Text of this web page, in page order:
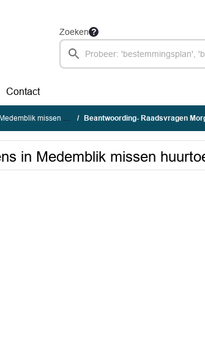
Zoeken
Contact
missen huurtoeslag Beantwoording- Raadsvragen Morgen! Huishoudens
in Medemblik missen